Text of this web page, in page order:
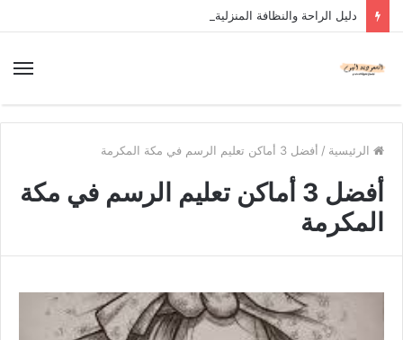
دليل الراحة والنظافة المنزلية
الرئيسية / أفضل 3 أماكن تعليم الرسم في مكة المكرمة
أفضل 3 أماكن تعليم الرسم في مكة
المكرمة